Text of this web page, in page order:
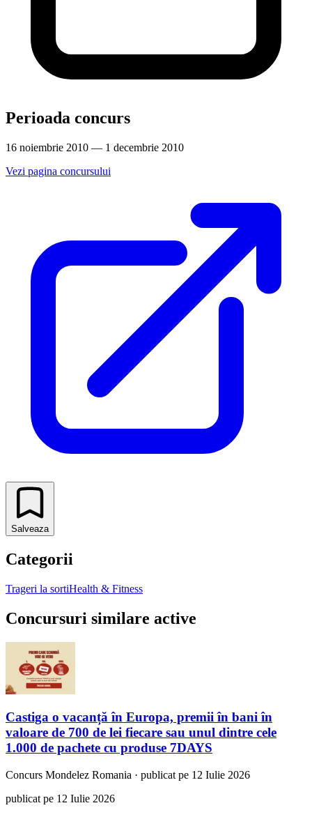
Perioada concurs
16 noiembrie 2010 — 1 decembrie 2010
Vezi pagina concursului
Salveaza
Categorii
Trageri la sortiHealth & Fitness
Concursuri similare active
Castiga o vacanță în Europa, premii în bani în
valoare de 700 de lei fiecare sau unul dintre cele
1.000 de pachete cu produse 7DAYS
Concurs Mondelez Romania · publicat pe 12 Iulie 2026
publicat pe 12 Iulie 2026